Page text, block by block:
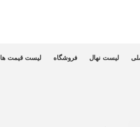
لیست نهال فروشگاه لیست قیمت ها